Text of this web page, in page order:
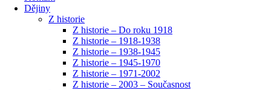
Dějiny
Z historie
Z historie – Do roku 1918
Z historie – 1918-1938
Z historie – 1938-1945
Z historie – 1945-1970
Z historie – 1971-2002
Z historie – 2003 – Současnost